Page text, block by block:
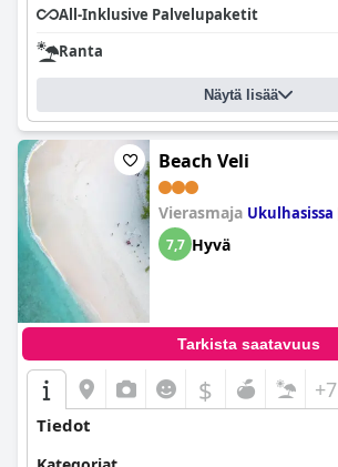
All-Inklusive Palvelupaketit
Ranta
Näytä lisää
Beach Veli
Vierasmaja Ukulhasissa
7,7 Hyvä
Tarkista saatavuus
$ +7
Tiedot